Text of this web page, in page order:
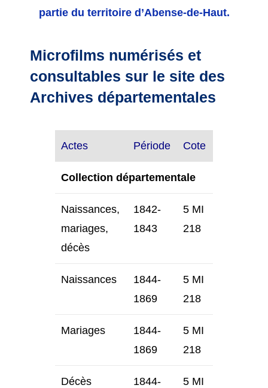
partie du territoire d’Abense-de-Haut.
Microfilms numérisés et
consultables sur le site des
Archives départementales
Actes Période Cote
Collection départementale
Naissances,
mariages,
décès
1842-
1843
5 MI
218
Naissances
1844-
1869
5 MI
218
Mariages
1844-
1869
5 MI
218
Décès 1844- 5 MI